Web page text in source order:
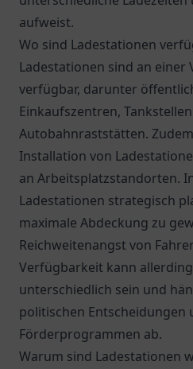
aufweist.
Wo sind Ladestationen
Ladestationen sind an einer
verfügbar, darunter
Einkaufszentren,
Autobahnraststätten.
Installation von
an Arbeitsplatzstandorten.
Ladestationen strategisch
maximale Abdeckung zu
Reichweitenangst von
Verfügbarkeit kann
unterschiedlich sein und
politischen Entscheidungen
Förderprogrammen ab.
Warum sind Ladestationen